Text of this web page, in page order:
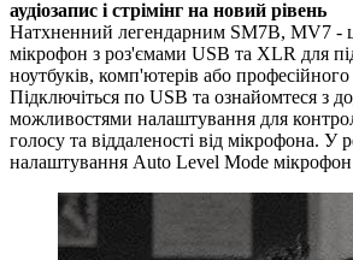
аудіозапис і стрімінг на новий рівень
Натхненний легендарним SM7B, MV7 -
мікрофон з роз'ємами USB та XLR для
ноутбуків, комп'ютерів або
Підключіться по USB та ознайомтеся з
можливостями налаштування для
голосу та віддаленості від мікрофона. У
налаштування Auto Level Mode мікрофон